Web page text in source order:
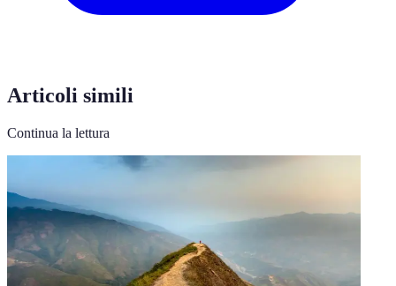
Articoli simili
Continua la lettura